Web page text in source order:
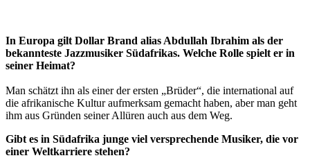
In Europa gilt Dollar Brand alias Abdullah Ibrahim als der
bekannteste Jazzmusiker Südafrikas. Welche Rolle spielt er in
seiner Heimat?
Man schätzt ihn als einer der ersten „Brüder“, die international auf
die afrikanische Kultur aufmerksam gemacht haben, aber man geht
ihm aus Gründen seiner Allüren auch aus dem Weg.
Gibt es in Südafrika junge viel versprechende Musiker, die vor
einer Weltkarriere stehen?